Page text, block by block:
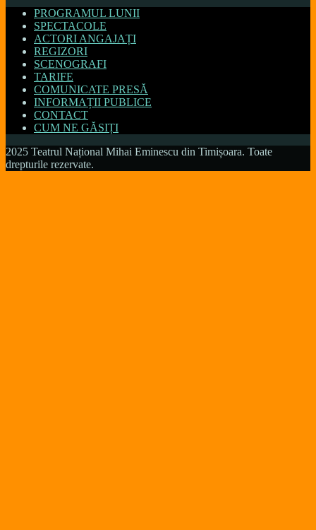
PROGRAMUL LUNII
SPECTACOLE
ACTORI ANGAJAȚI
REGIZORI
SCENOGRAFI
TARIFE
COMUNICATE PRESĂ
INFORMAȚII PUBLICE
CONTACT
CUM NE GĂSIȚI
2025 Teatrul Național Mihai Eminescu din Timișoara. Toate
drepturile rezervate.